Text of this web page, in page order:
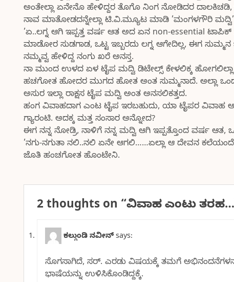
ಅಂತೇಲ್ಲಾ ಏನೇನೊ ಹೇಳಿದ್ದರ ತೊಗೊ ನಿಂಗ ನೋಡಿದರ ದಾಲಕಿಚಡಿ,
ನಾವ ಮಾತೋಡದನ್ನೇಲ್ಲಾ ಟಿ.ವಿ.ಮ್ಯೂಟ ಮಾಡಿ ’ಮಂಗಳಗೌರಿ ಮದ್ವಿ’
’ಏ..ಲಗ್ನ ಆಗಿ ಇಪ್ಪತ್ತ ವರ್ಷ ಆತ ಅದ ಏನ non-essential
ಮಾಡೋರ ಸುಡಗಾಡ, ಒಟ್ಟ ಇಬ್ಬರದು ಲಗ್ನ ಆಗೇದಿಲ್ಲ, ಈಗ
ನಮ್ಮವ್ವ ಹೇಳಿದ್ದ ನಂಗು ಖರೆ ಅನಸ್ತ.
ನಾ ಮುಂದ ಉಳದ ಏಳ ಟೈಪ ಮದ್ವಿ ಡಿಟೇಲ್ಸ್ ಕೇಳಲಿಕ್ಕ
ಹಚಗೋತ ಹೋದರ ಮುಗದ ಹೋತ ಅಂತ ಸುಮ್ಮನಾದೆ. ಅಲ್ಲಾ ಒಂದ
ಅಸುರ ಇಲ್ಲಾ ರಾಕ್ಷಸ ಟೈಪ ಮದ್ವಿ ಅಂತ ಅನಸಲಿಕತ್ತದ.
ಹಂಗ ವಿವಾಹದಾಗ ಎಂಟ ಟೈಪ ಇರಬಹುದು, ಯಾ ಟೈಪರ
ಗ್ಯಾರಂಟಿ. ಅದಕ್ಕ ಮತ್ತ ಸಂಸಾರ ಅನ್ನೋದ?
ಈಗ ನನ್ನ ನೋಡ್ರಿ, ನಾಳಿಗೆ ನನ್ನ ಮದ್ವಿ ಆಗಿ ಇಪ್ಪತ್ತೊಂದ ವರ್ಷ ಆತ,
’ನಗು-ನಗುತಾ ನಲಿ..ನಲಿ ಏನೇ ಆಗಲಿ……ಏಲ್ಲಾ ಆ ದೇವನ
ಜೊತಿ ಹಂಚಗೋತ ಹೊಂಟೇನಿ.
2 thoughts on “ವಿವಾಹ ಎಂಟು
ಕಲ್ಗುಂಡಿ ನವೀನ್ says:
ಸೊಗಸಾಗಿದೆ, ಸರ್. ಎರಡು ವಿಷಯಕ್ಕೆ ತಮಗೆ
ಭಾಷೆಯನ್ನು ಉಳಿಸಿಕೊಂಡಿದ್ದಕ್ಕೆ.